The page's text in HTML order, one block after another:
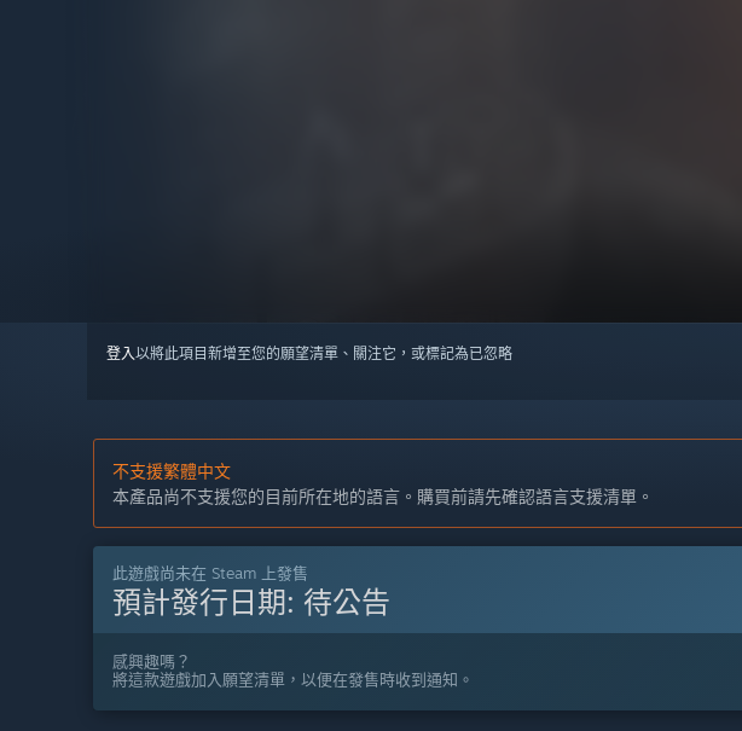
登入以將此項目新增至您的願望清單、關注它，或標記為已忽略
不支援繁體中文
本產品尚不支援您的目前所在地的語言。購買前請先確認語言支援清單。
此遊戲尚未在 Steam 上發售
預計發行日期: 待公告
感興趣嗎？
將這款遊戲加入願望清單，以便在發售時收到通知。